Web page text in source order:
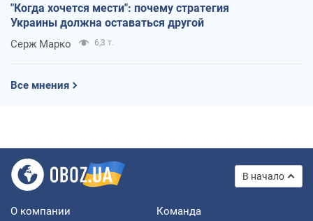
"Когда хочется мести": почему стратегия
Украины должна оставаться другой
Серж Марко 6,3 т.
Все мнения
В начало
О компании Команда